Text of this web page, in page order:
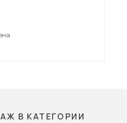
В КАТЕГОРИИ